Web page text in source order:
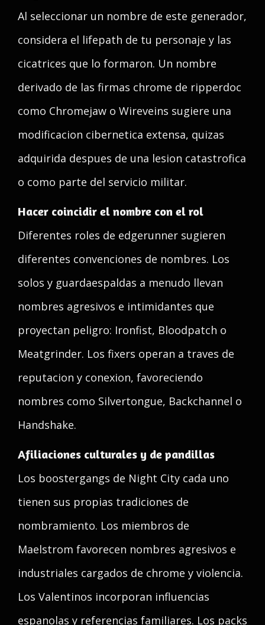
Al seleccionar un nombre de este generador,
considera el lifepath de tu personaje y las
cicatrices que lo formaron. Un nombre
derivado de las firmas chrome de ripperdoc
como Chromejaw o Wireveins sugiere una
modificacion cibernetica extensa, quizas
adquirida despues de una lesion catastrofica
o como parte del servicio militar.
Hacer coincidir el nombre con el rol
Diferentes roles de edgerunner sugieren
diferentes convenciones de nombres. Los
solos y guardaespaldas a menudo llevan
nombres agresivos e intimidantes que
proyectan peligro: Ironfist, Bloodpatch o
Meatgrinder. Los fixers operan a traves de
reputacion y conexion, favoreciendo
nombres como Silvertongue, Backchannel o
Handshake.
Afiliaciones culturales y de pandillas
Los boostergangs de Night City cada uno
tienen sus propias tradiciones de
nombramiento. Los miembros de
Maelstrom favorecen nombres agresivos e
industriales cargados de chrome y violencia.
Los Valentinos incorporan influencias
espanolas y referencias familiares. Los packs